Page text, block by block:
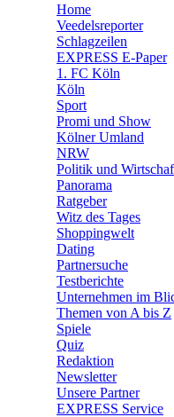
🛒
Home
Veedelsreporter
Schlagzeilen
EXPRESS E-Paper
1. FC Köln
Köln
Sport
Promi und Show
Kölner Umland
NRW
Politik und
Panorama
Ratgeber
Witz des Tages
Shoppingwelt
Dating
Partnersuche
Testberichte
Unternehmen im
Themen von A bis Z
Spiele
Quiz
Redaktion
Newsletter
Unsere Partner
EXPRESS Service